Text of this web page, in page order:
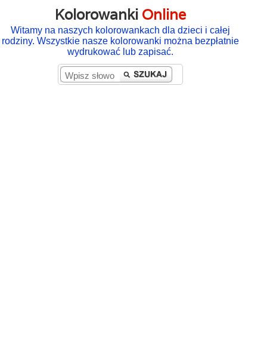
Kolorowanki Online
Witamy na naszych kolorowankach dla dzieci i całej
rodziny. Wszystkie nasze kolorowanki można bezpłatnie
wydrukować lub zapisać.